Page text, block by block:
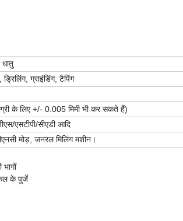
धातु
ड्रिलिंग, ग्राइंडिंग, टैपिंग
के लिए +/- 0.005 मिमी भी कर सकते हैं)
एसटीपी/सीएडी आदि
मोड़, जनरल मिलिंग मशीन।
के पुर्जे